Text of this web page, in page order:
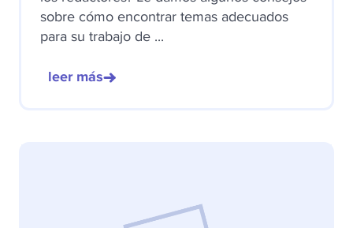
sobre cómo encontrar temas adecuados
para su trabajo de ...
leer más